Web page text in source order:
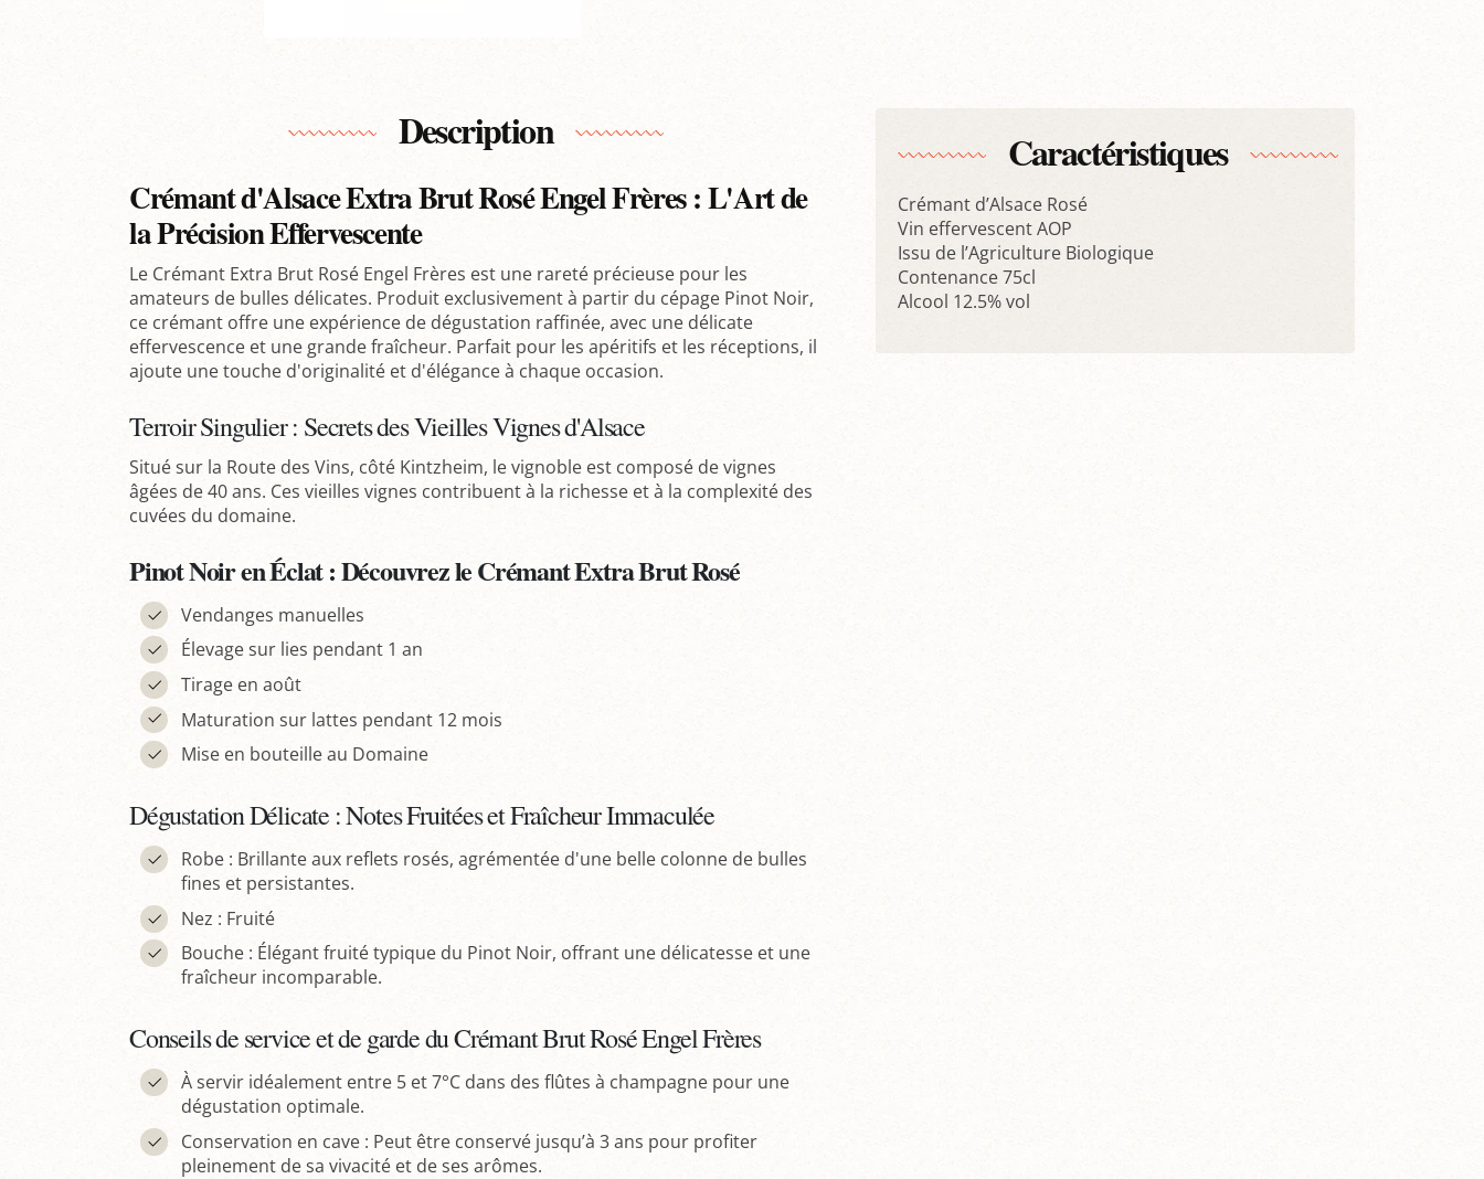
Description
Crémant d'Alsace Extra Brut Rosé Engel Frères : L'Art de
la Précision Effervescente
Le Crémant Extra Brut Rosé Engel Frères est une rareté précieuse pour les
amateurs de bulles délicates. Produit exclusivement à partir du cépage Pinot Noir,
ce crémant offre une expérience de dégustation raffinée, avec une délicate
effervescence et une grande fraîcheur. Parfait pour les apéritifs et les réceptions, il
ajoute une touche d'originalité et d'élégance à chaque occasion.
Terroir Singulier : Secrets des Vieilles Vignes d'Alsace
Situé sur la Route des Vins, côté Kintzheim, le vignoble est composé de vignes
âgées de 40 ans. Ces vieilles vignes contribuent à la richesse et à la complexité des
cuvées du domaine.
Pinot Noir en Éclat : Découvrez le Crémant Extra Brut Rosé
Vendanges manuelles
Élevage sur lies pendant 1 an
Tirage en août
Maturation sur lattes pendant 12 mois
Mise en bouteille au Domaine
Dégustation Délicate : Notes Fruitées et Fraîcheur Immaculée
Robe : Brillante aux reflets rosés, agrémentée d'une belle colonne de bulles
fines et persistantes.
Nez : Fruité
Bouche : Élégant fruité typique du Pinot Noir, offrant une délicatesse et une
fraîcheur incomparable.
Conseils de service et de garde du Crémant Brut Rosé Engel Frères
À servir idéalement entre 5 et 7°C dans des flûtes à champagne pour une
dégustation optimale.
Conservation en cave : Peut être conservé jusqu’à 3 ans pour profiter
pleinement de sa vivacité et de ses arômes.
Caractéristiques
Crémant d’Alsace Rosé
Vin effervescent AOP
Issu de l’Agriculture Biologique
Contenance 75cl
Alcool 12.5% vol